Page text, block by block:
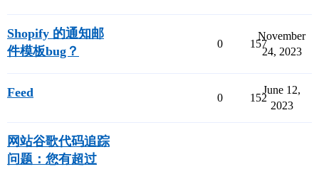
Shopify 的通知邮
件模板bug？
0 157
November
24, 2023
Feed 0 152
June 12,
2023
网站谷歌代码追踪
问题：您有超过